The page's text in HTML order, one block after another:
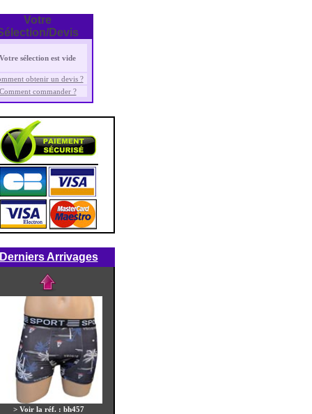
Derniers Arrivages
> Voir la réf. : chh404A
> Voir la réf. : bh457
> Voir la réf. : bijor12
> Voir la réf. : chh611
Votre
Devis
Votre sélection est vide
obtenir un devis ?
Comment commander ?